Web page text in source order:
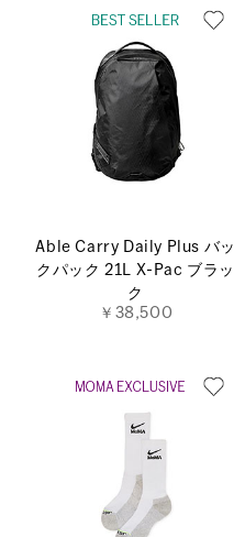
Able Carry Daily Plus バッ
クパック 21L X-Pac ブラッ
ク
￥38,500